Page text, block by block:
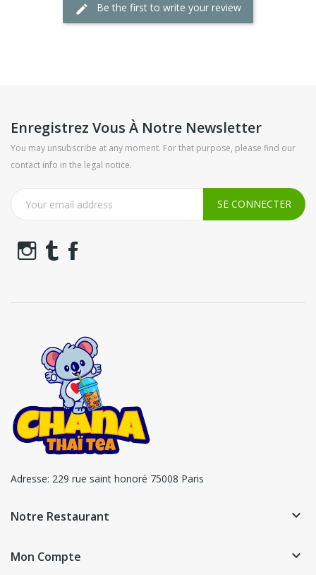
Be the first to write your review
Enregistrez Vous À Notre Newsletter
You may unsubscribe at any moment. For that purpose, please find our
contact info in the legal notice.
Adresse: 229 rue saint honoré 75008 Paris
Notre Restaurant keyboard_arrow_down
Mon Compte keyboard_arrow_down